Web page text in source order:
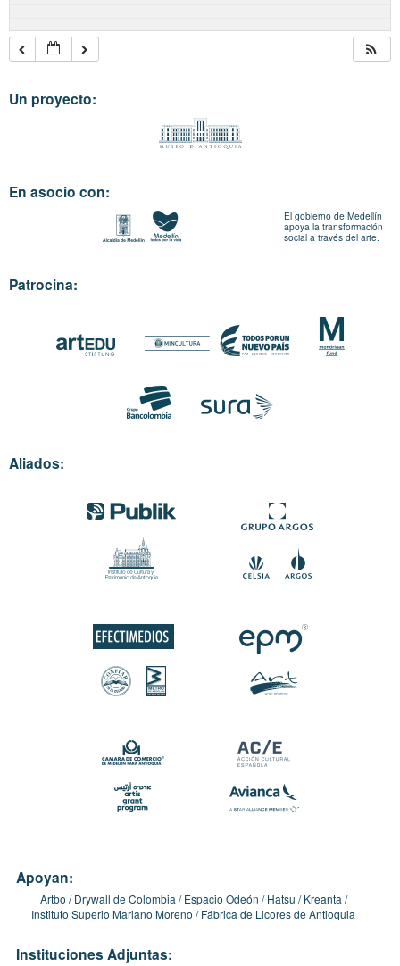
Un proyecto:
En asocio con:
El gobierno de Medellín
apoya la transformación
social a través del arte.
Patrocina:
Aliados:
Apoyan:
Artbo Drywall de Colombia Espacio Odeón Hatsu
Kreanta
Instituto Superio Mariano Moreno
Fábrica de Licores de Antioquia
Instituciones Adjuntas: